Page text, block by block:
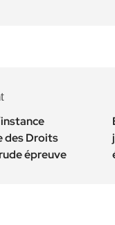
des Droits
épreuve